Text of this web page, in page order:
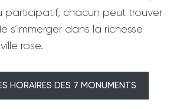
participatif, chacun peut trouver
s’immerger dans la richesse
rose.
HORAIRES DES 7 MONUMENTS